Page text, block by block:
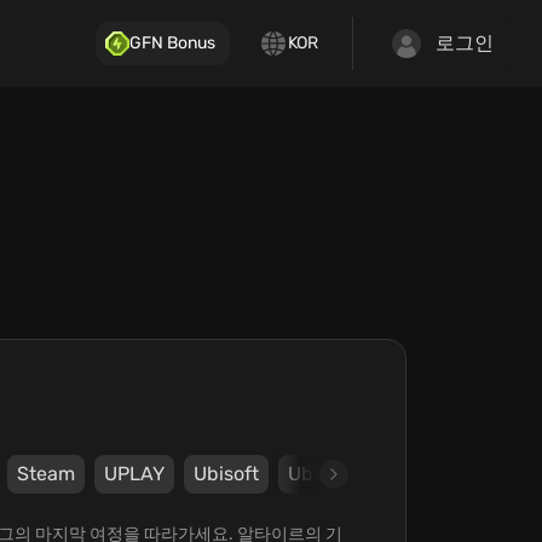
GFN Bonus KOR 로그인
Steam UPLAY Ubisoft Ubisoft Montreal
의 마지막 여정을 따라가세요. 알타이르의 기